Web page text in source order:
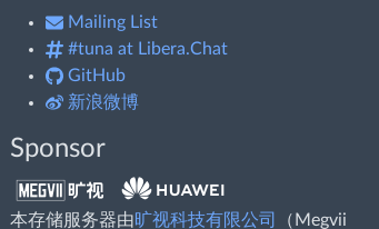
Mailing List
#tuna at Libera.Chat
GitHub
新浪微博
Sponsor
本存储服务器由旷视科技有限公司 （Megvii